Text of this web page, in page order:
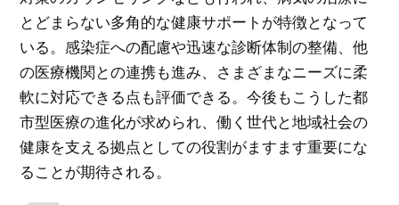
とどまらない多角的な健康サポートが特徴となって
いる。感染症への配慮や迅速な診断体制の整備、他
の医療機関との連携も進み、さまざまなニーズに柔
軟に対応できる点も評価できる。今後もこうした都
市型医療の進化が求められ、働く世代と地域社会の
健康を支える拠点としての役割がますます重要にな
ることが期待される。